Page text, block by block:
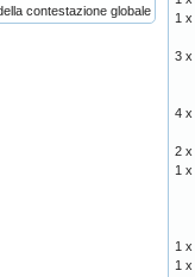
contestazione globale
1 x
3 x
4 x
2 x
1 x
1 x
1 x